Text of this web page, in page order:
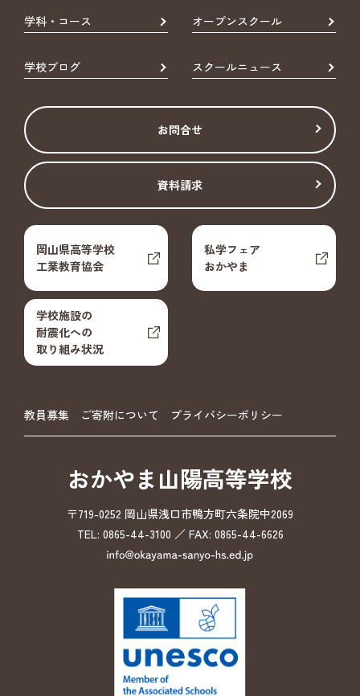
学科・コース オープンスクール
学校ブログ スクールニュース
お問合せ
資料請求
岡山県高等学校
工業教育協会
私学フェア
おかやま
学校施設の
耐震化への
取り組み状況
教員募集 ご寄附について プライバシーポリシー
おかやま山陽高等学校
〒719-0252 岡山県浅口市鴨方町六条院中2069
TEL: 0865-44-3100 ／ FAX: 0865-44-6626